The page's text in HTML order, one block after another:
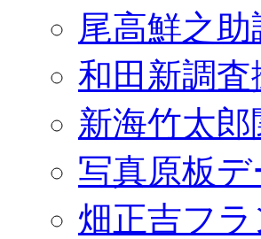
尾高鮮之
和田新調査
新海竹太
写真原板
畑正吉フ